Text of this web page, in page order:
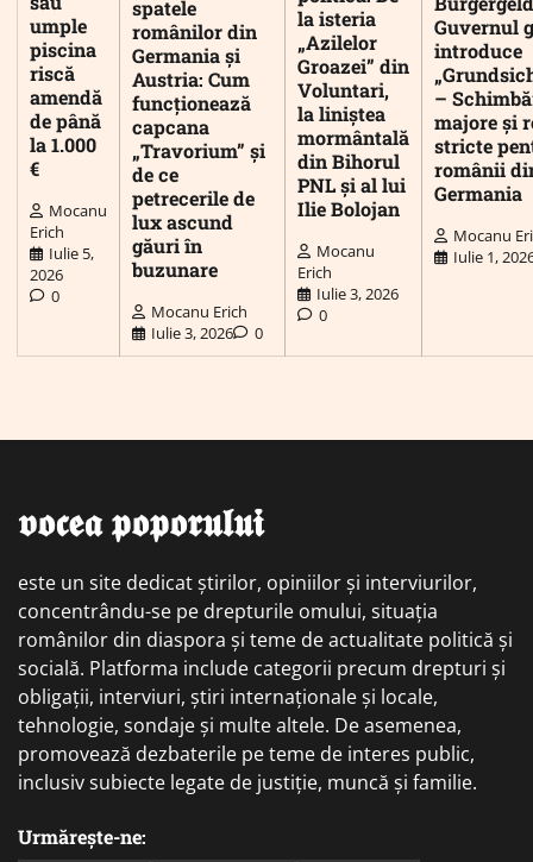
umple
piscina
riscă
amendă
de până
la 1.000
€
Mocanu
Erich
Iulie 5,
2026
0
spatele
românilor din
Germania și
Austria: Cum
funcționează
capcana
„Travorium” și
de ce
petrecerile de
lux ascund
găuri în
buzunare
Mocanu Erich
Iulie 3, 2026
0
la isteria
„Azilelor
Groazei” din
Voluntari,
la liniștea
mormântală
din Bihorul
PNL și al lui
Ilie Bolojan
Mocanu
Erich
Iulie 3, 2026
0
Guvernul
introduce
–
majore și
stricte
românii
Germania
Mocanu
Iulie 1,
𝖛𝖔𝖈𝖊𝖆 𝖕𝖔𝖕𝖔𝖗𝖚𝖑𝖚𝖎
este un site dedicat știrilor, opiniilor și interviurilor,
concentrându-se pe drepturile omului, situația
românilor din diaspora și teme de actualitate politică și
socială. Platforma include categorii precum drepturi și
obligații, interviuri, știri internaționale și locale,
tehnologie, sondaje și multe altele. De asemenea,
promovează dezbaterile pe teme de interes public,
inclusiv subiecte legate de justiție, muncă și familie.
Urmărește-ne: